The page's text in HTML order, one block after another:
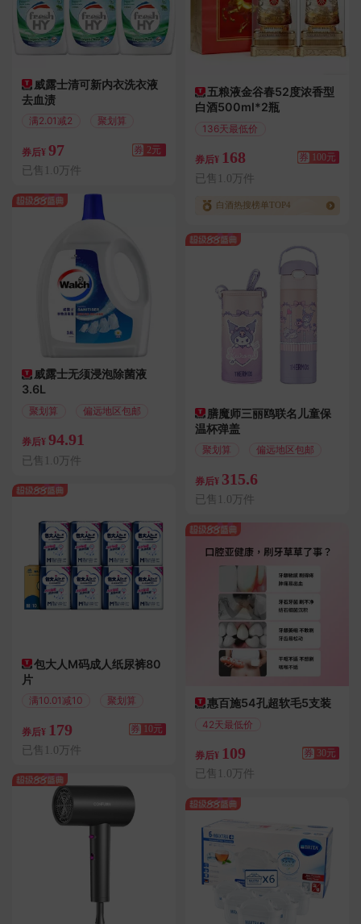
威露士清可新内衣洗衣液
去血渍
满2.01减2 聚划算
券后¥ 97 券 2元
已售1.0万件
威露士无须浸泡除菌液
3.6L
聚划算 偏远地区包邮
券后¥ 94.91
已售1.0万件
包大人M码成人纸尿裤80
片
满10.01减10 聚划算
券后¥ 179 券 10元
已售1.0万件
五粮液金谷春52度浓香型
白酒500ml*2瓶
136天最低价
券后¥ 168 券 100元
已售1.0万件
白酒热搜榜单TOP4
膳魔师三丽鸥联名儿童保
温杯弹盖
聚划算 偏远地区包邮
券后¥ 315.6
已售1.0万件
惠百施54孔超软毛5支装
42天最低价
券后¥ 109 券 30元
已售1.0万件